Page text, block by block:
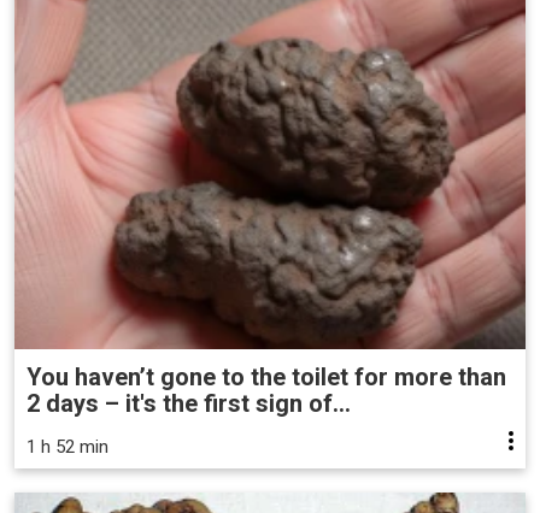
You haven’t gone to the toilet for more than
2 days – it's the first sign of...
1 h 52 min